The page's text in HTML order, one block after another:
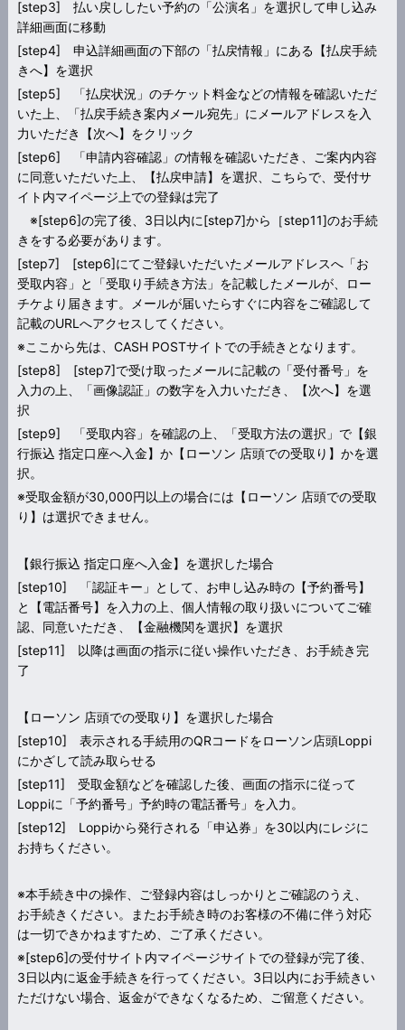
[step3] 払い戻ししたい予約の「公演名」を選択して申し込み
詳細画面に移動
[step4] 申込詳細画面の下部の「払戻情報」にある【払戻手続
きへ】を選択
[step5] 「払戻状況」のチケット料金などの情報を確認いただ
いた上、「払戻手続き案内メール宛先」にメールアドレスを入
力いただき【次へ】をクリック
[step6] 「申請内容確認」の情報を確認いただき、ご案内内容
に同意いただいた上、【払戻申請】を選択、こちらで、受付サ
イト内マイページ上での登録は完了
※[step6]の完了後、3日以内に[step7]から［step11]のお手続
きをする必要があります。
[step7] [step6]にてご登録いただいたメールアドレスへ「お
受取内容」と「受取り手続き方法」を記載したメールが、ロー
チケより届きます。メールが届いたらすぐに内容をご確認して
記載のURLへアクセスしてください。
※ここから先は、CASH POSTサイトでの手続きとなります。
[step8] [step7]で受け取ったメールに記載の「受付番号」を
入力の上、「画像認証」の数字を入力いただき、【次へ】を選
択
[step9] 「受取内容」を確認の上、「受取方法の選択」で【銀
行振込 指定口座へ入金】か【ローソン 店頭での受取り】かを選
択。
※受取金額が30,000円以上の場合には【ローソン 店頭での受取
り】は選択できません。
【銀行振込 指定口座へ入金】を選択した場合
[step10] 「認証キー」として、お申し込み時の【予約番号】
と【電話番号】を入力の上、個人情報の取り扱いについてご確
認、同意いただき、【金融機関を選択】を選択
[step11] 以降は画面の指示に従い操作いただき、お手続き完
了
【ローソン 店頭での受取り】を選択した場合
[step10] 表示される手続用のQRコードをローソン店頭Loppi
にかざして読み取らせる
[step11] 受取金額などを確認した後、画面の指示に従って
Loppiに「予約番号」予約時の電話番号」を入力。
[step12] Loppiから発行される「申込券」を30以内にレジに
お持ちください。
※本手続き中の操作、ご登録内容はしっかりとご確認のうえ、
お手続きください。またお手続き時のお客様の不備に伴う対応
は一切できかねますため、ご了承ください。
※[step6]の受付サイト内マイページサイトでの登録が完了後、
3日以内に返金手続きを行ってください。3日以内にお手続きい
ただけない場合、返金ができなくなるため、ご留意ください。